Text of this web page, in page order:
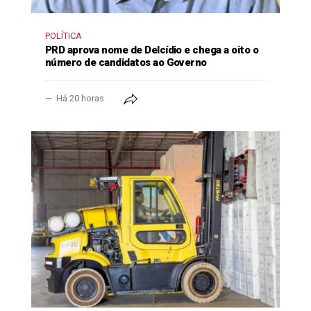
POLÍTICA
PRD aprova nome de Delcídio e chega a oito o
número de candidatos ao Governo
Há 20 horas